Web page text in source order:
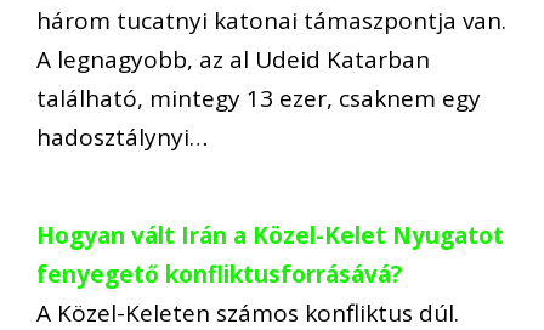
három tucatnyi katonai támaszpontja van.
A legnagyobb, az al Udeid Katarban
található, mintegy 13 ezer, csaknem egy
hadosztálynyi…
Hogyan vált Irán a Közel-Kelet Nyugatot
fenyegető konfliktusforrásává?
A Közel-Keleten számos konfliktus dúl.